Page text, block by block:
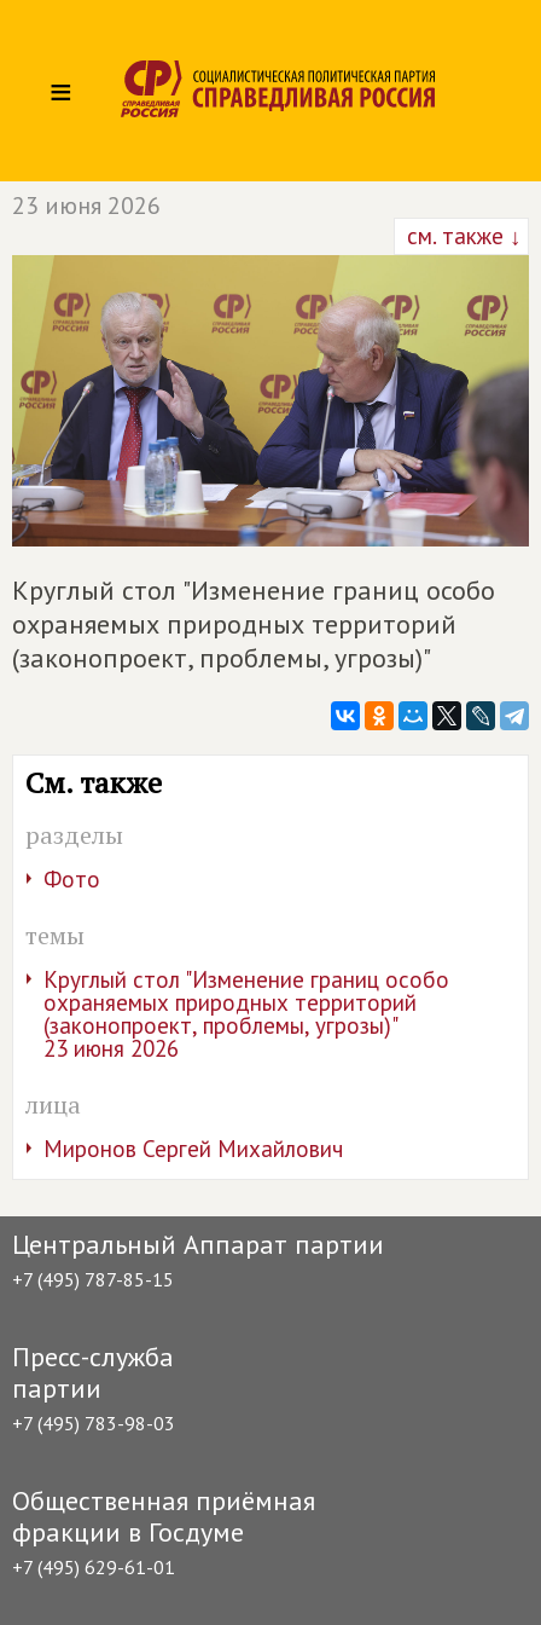
≡
23 июня 2026
см. также ↓
Круглый стол "Изменение границ особо
охраняемых природных территорий
(законопроект, проблемы, угрозы)"
См. также
разделы
Фото
темы
Круглый стол "Изменение границ особо
охраняемых природных территорий
(законопроект, проблемы, угрозы)"
23 июня 2026
лица
Миронов Сергей Михайлович
Центральный Аппарат партии
+7 (495) 787-85-15
Пресс-служба
партии
+7 (495) 783-98-03
Общественная приёмная
фракции в Госдуме
+7 (495) 629-61-01